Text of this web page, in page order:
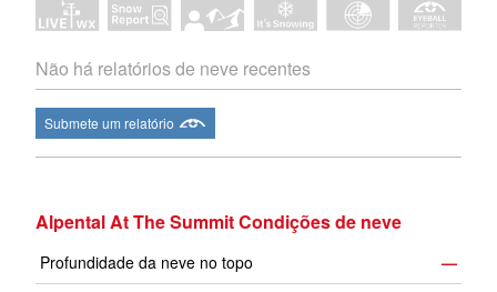
Não há relatórios de neve recentes
Submete um relatório
Alpental At The Summit Condições de neve
Profundidade da neve no topo
—